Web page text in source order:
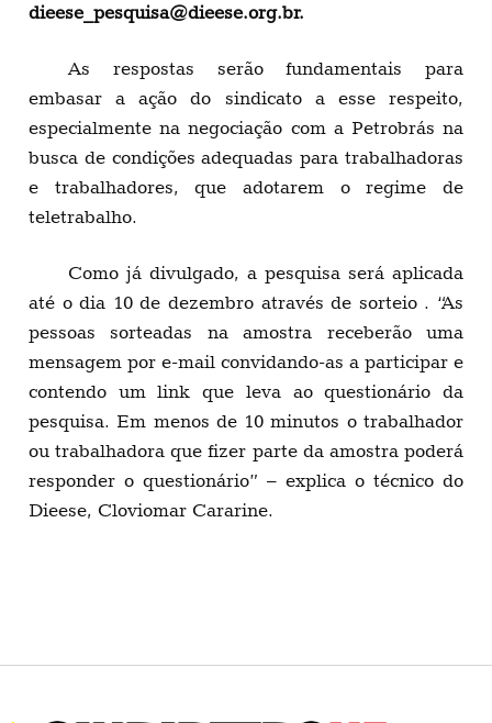
dieese_pesquisa@dieese.org.br.
As respostas serão fundamentais para
embasar a ação do sindicato a esse respeito,
especialmente na negociação com a Petrobrás na
busca de condições adequadas para trabalhadoras
e trabalhadores, que adotarem o regime de
teletrabalho.
Como já divulgado, a pesquisa será aplicada
até o dia 10 de dezembro através de sorteio . “As
pessoas sorteadas na amostra receberão uma
mensagem por e-mail convidando-as a participar e
contendo um link que leva ao questionário da
pesquisa. Em menos de 10 minutos o trabalhador
ou trabalhadora que fizer parte da amostra poderá
responder o questionário” – explica o técnico do
Dieese, Cloviomar Cararine.